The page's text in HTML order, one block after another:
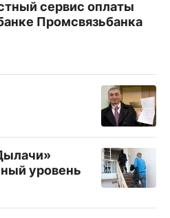
сервис оплаты
Промсвязьбанка
уровень